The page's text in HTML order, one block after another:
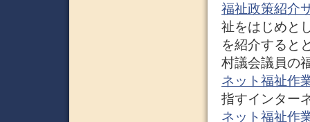
福祉政策紹介
祉をはじめと
を紹介すると
村議会議員の
ネット福祉作
指すインター
ネット福祉作